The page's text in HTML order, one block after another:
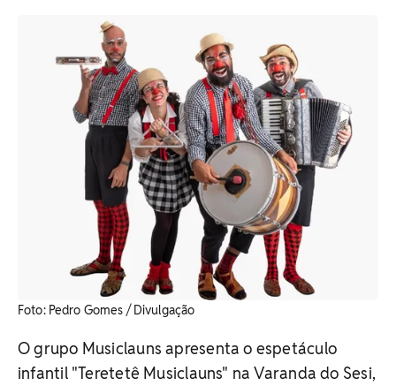
Foto: Pedro Gomes / Divulgação
O grupo Musiclauns apresenta o espetáculo
infantil "Teretetê Musiclauns" na Varanda do Sesi,